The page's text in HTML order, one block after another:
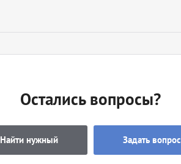
Остались вопросы?
Найти нужный Задать вопрос